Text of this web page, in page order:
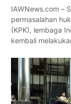
IAWNews.com –
permasalahan
(KPK), lembaga
kembali